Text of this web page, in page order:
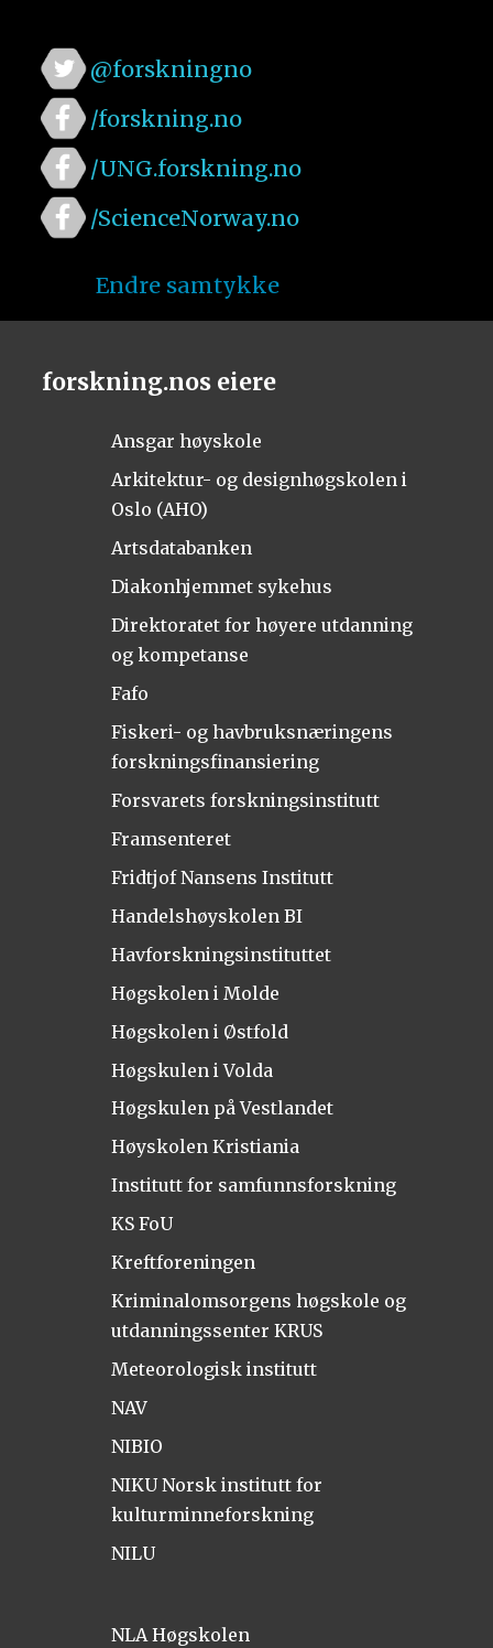
@forskningno
/forskning.no
/UNG.forskning.no
/ScienceNorway.no
Endre samtykke
forskning.nos eiere
Ansgar høyskole
Arkitektur- og designhøgskolen i
Oslo (AHO)
Artsdatabanken
Diakonhjemmet sykehus
Direktoratet for høyere utdanning
og kompetanse
Fafo
Fiskeri- og havbruksnæringens
forskningsfinansiering
Forsvarets forskningsinstitutt
Framsenteret
Fridtjof Nansens Institutt
Handelshøyskolen BI
Havforskningsinstituttet
Høgskolen i Molde
Høgskolen i Østfold
Høgskulen i Volda
Høgskulen på Vestlandet
Høyskolen Kristiania
Institutt for samfunnsforskning
KS FoU
Kreftforeningen
Kriminalomsorgens høgskole og
utdanningssenter KRUS
Meteorologisk institutt
NAV
NIBIO
NIKU Norsk institutt for
kulturminneforskning
NILU
NLA Høgskolen